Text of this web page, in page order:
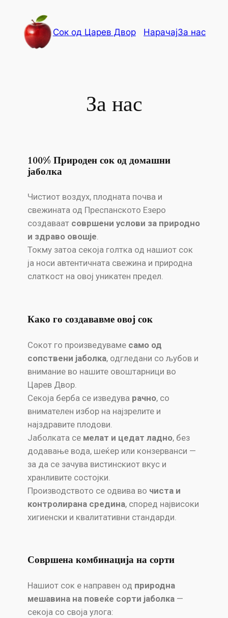
Сок од Царев Двор НарачајЗа нас
За нас
100% Природен сок од домашни
јаболка
Чистиот воздух, плодната почва и
свежината од Преспанското Езеро
создаваат совршени услови за природно
и здраво овошје.
Токму затоа секоја голтка од нашиот сок
ја носи автентичната свежина и природна
слаткост на овој уникатен предел.
Како го создававме овој сок
Сокот го произведуваме само од
сопствени јаболка, одгледани со љубов и
внимание во нашите овоштарници во
Царев Двор.
Секоја берба се изведува рачно, со
внимателен избор на најзрелите и
најздравите плодови.
Јаболката се мелат и цедат ладно, без
додавање вода, шеќер или конзерванси —
за да се зачува вистинскиот вкус и
хранливите состојки.
Производството се одвива во чиста и
контролирана средина, според највисоки
хигиенски и квалитативни стандарди.
Совршена комбинација на сорти
Нашиот сок е направен од природна
мешавина на повеќе сорти јаболка—
секоја со своја улога: